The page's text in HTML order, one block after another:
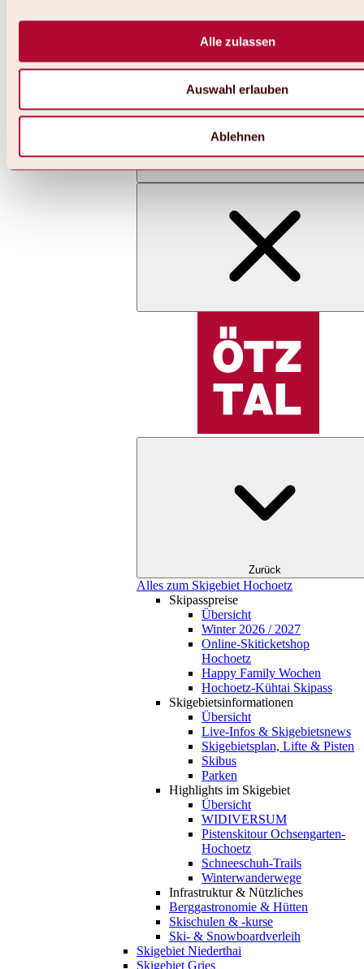
Alle zulassen
Auswahl erlauben
Ablehnen
Alles zu Skifahren & Snowboarden | Skigebiete
Skigebiet Hochoetz
Zurück
Alles zum Skigebiet Hochoetz
Skipasspreise
Übersicht
Winter 2026 / 2027
Online-Skiticketshop
Hochoetz
Happy Family Wochen
Hochoetz-Kühtai Skipass
Skigebietsinformationen
Übersicht
Live-Infos & Skigebietsnews
Skigebietsplan, Lifte & Pisten
Skibus
Parken
Highlights im Skigebiet
Übersicht
WIDIVERSUM
Pistenskitour Ochsengarten-
Hochoetz
Schneeschuh-Trails
Winterwanderwege
Infrastruktur & Nützliches
Berggastronomie & Hütten
Skischulen & -kurse
Ski- & Snowboardverleih
Skigebiet Niederthai
Skigebiet Gries